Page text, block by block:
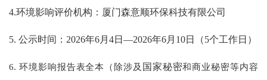
4.环境影响评价机构： 厦门森意顺环保科技有限公司
5. 公示时间：2026年6月4日—2026年6月 10日（5个工作日）
6. 环境影响报告表全本（除涉及 国家秘密和商业秘密等内容